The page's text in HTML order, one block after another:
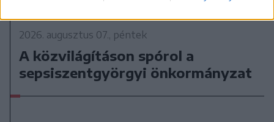
2026. augusztus 07., péntek
A közvilágításon spórol a
sepsiszentgyörgyi önkormányzat